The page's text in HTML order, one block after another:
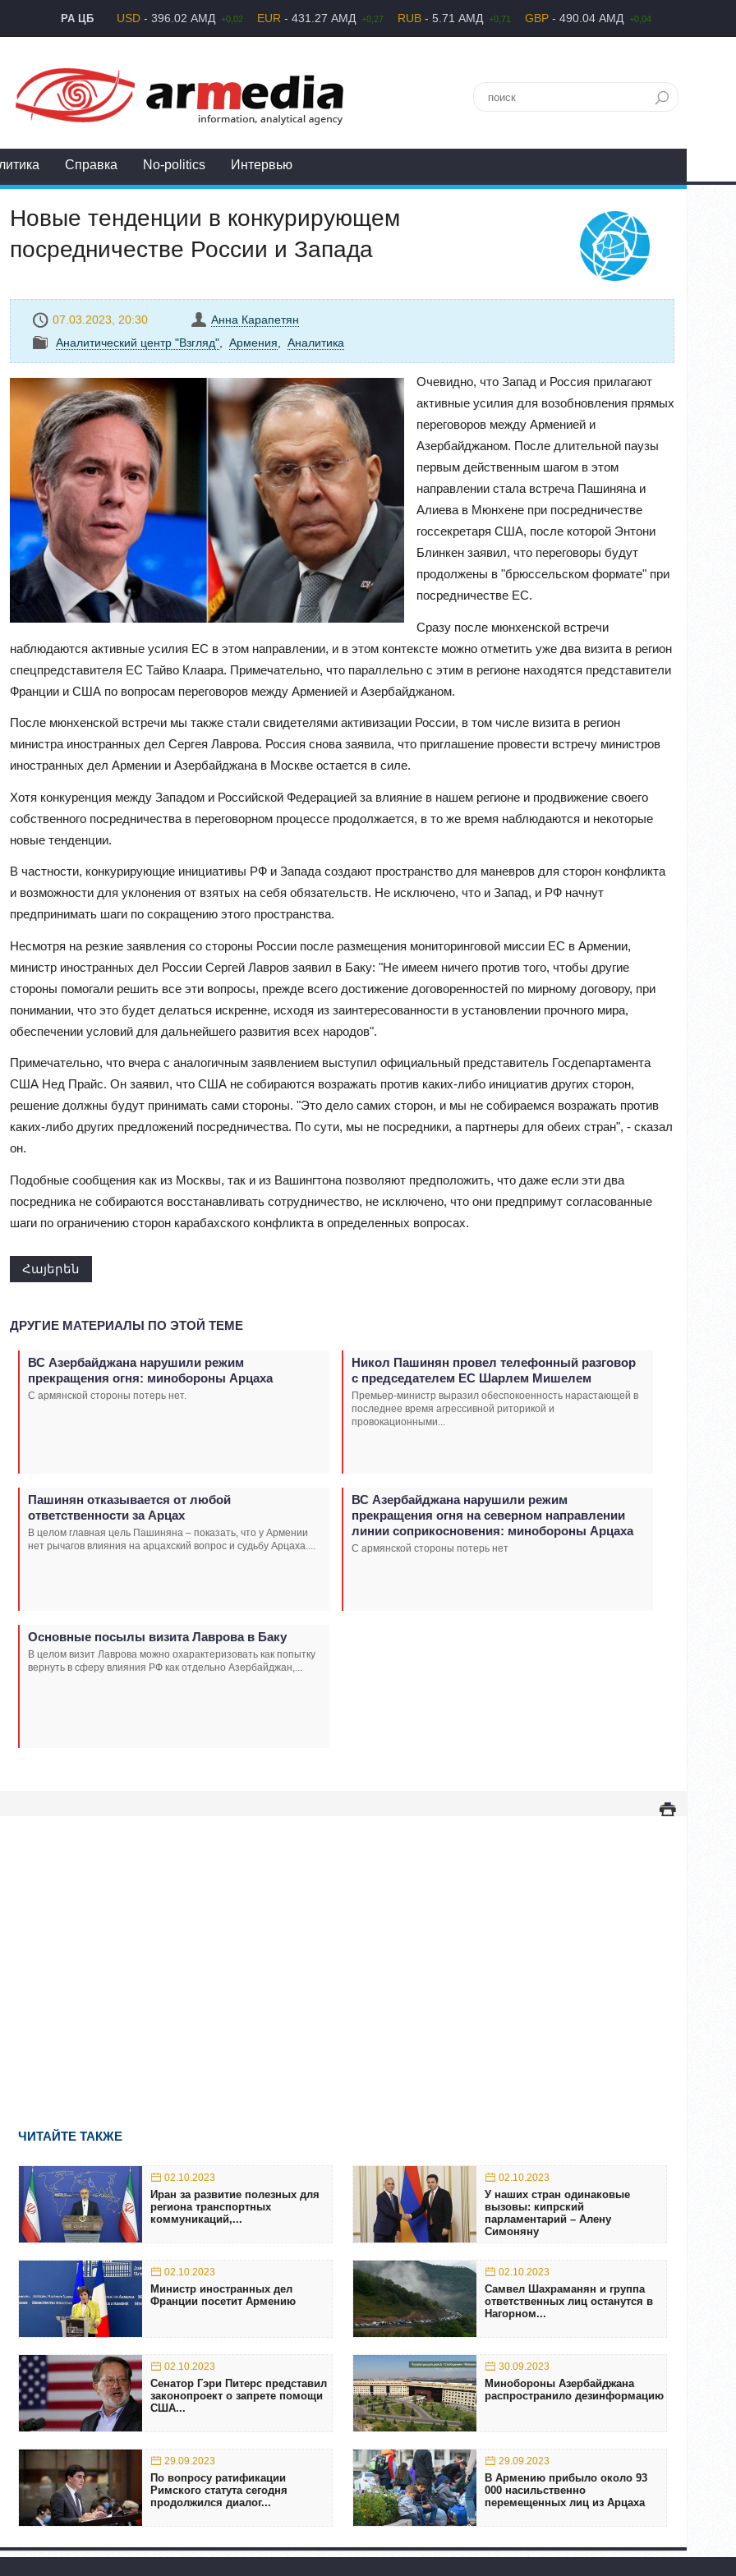
РА ЦБ USD - 396.02 АМД +0,02 EUR - 431.27 АМД +0,27 RUB - 5.71 АМД +0,71 GBP - 490.04 АМД +0,04
Справка No-politics Интервью
Новые тенденции в конкурирующем
посредничестве России и Запада
07.03.2023, 20:30
Анна Карапетян
Аналитический центр "Взгляд"
Армения Аналитика
Очевидно, что Запад и Россия прилагают
активные усилия для возобновления прямых
переговоров между Арменией и
Азербайджаном. После длительной паузы
первым действенным шагом в этом
направлении стала встреча Пашиняна и
Алиева в Мюнхене при посредничестве
госсекретаря США, после которой Энтони
Блинкен заявил, что переговоры будут
продолжены в "брюссельском формате" при
посредничестве ЕС.
Сразу после мюнхенской встречи
наблюдаются активные усилия ЕС в этом направлении, и в этом контексте можно отметить уже два визита в регион
спецпредставителя ЕС Тайво Клаара. Примечательно, что параллельно с этим в регионе находятся представители
Франции и США по вопросам переговоров между Арменией и Азербайджаном.
После мюнхенской встречи мы также стали свидетелями активизации России, в том числе визита в регион
министра иностранных дел Сергея Лаврова. Россия снова заявила, что приглашение провести встречу министров
иностранных дел Армении и Азербайджана в Москве остается в силе.
Хотя конкуренция между Западом и Российской Федерацией за влияние в нашем регионе и продвижение своего
собственного посредничества в переговорном процессе продолжается, в то же время наблюдаются и некоторые
новые тенденции.
В частности, конкурирующие инициативы РФ и Запада создают пространство для маневров для сторон конфликта
и возможности для уклонения от взятых на себя обязательств. Не исключено, что и Запад, и РФ начнут
предпринимать шаги по сокращению этого пространства.
Несмотря на резкие заявления со стороны России после размещения мониторинговой миссии ЕС в Армении,
министр иностранных дел России Сергей Лавров заявил в Баку: "Не имеем ничего против того, чтобы другие
стороны помогали решить все эти вопросы, прежде всего достижение договоренностей по мирному договору, при
понимании, что это будет делаться искренне, исходя из заинтересованности в установлении прочного мира,
обеспечении условий для дальнейшего развития всех народов".
Примечательно, что вчера с аналогичным заявлением выступил официальный представитель Госдепартамента
США Нед Прайс. Он заявил, что США не собираются возражать против каких-либо инициатив других сторон,
решение должны будут принимать сами стороны. "Это дело самих сторон, и мы не собираемся возражать против
каких-либо других предложений посредничества. По сути, мы не посредники, а партнеры для обеих стран", - сказал
он.
Подобные сообщения как из Москвы, так и из Вашингтона позволяют предположить, что даже если эти два
посредника не собираются восстанавливать сотрудничество, не исключено, что они предпримут согласованные
шаги по ограничению сторон карабахского конфликта в определенных вопросах.
Հայերեն
ДРУГИЕ МАТЕРИАЛЫ ПО ЭТОЙ ТЕМЕ
ВС Азербайджана нарушили режим
прекращения огня: минобороны Арцаха
С армянской стороны потерь нет.
Никол Пашинян провел телефонный разговор
с председателем ЕС Шарлем Мишелем
Премьер-министр выразил обеспокоенность нарастающей в
последнее время агрессивной риторикой и
провокационными...
Пашинян отказывается от любой
ответственности за Арцах
В целом главная цель Пашиняна – показать, что у Армении
нет рычагов влияния на арцахский вопрос и судьбу Арцаха....
ВС Азербайджана нарушили режим
прекращения огня на северном направлении
линии соприкосновения: минобороны Арцаха
С армянской стороны потерь нет
Основные посылы визита Лаврова в Баку
В целом визит Лаврова можно охарактеризовать как попытку
вернуть в сферу влияния РФ как отдельно Азербайджан,...
ЧИТАЙТЕ ТАКЖЕ
02.10.2023
Иран за развитие полезных для
региона транспортных
коммуникаций,...
02.10.2023
У наших стран одинаковые
вызовы: кипрский
парламентарий – Алену
Симоняну
02.10.2023
Министр иностранных дел
Франции посетит Армению
02.10.2023
Самвел Шахраманян и группа
ответственных лиц останутся в
Нагорном...
02.10.2023
Сенатор Гэри Питерс представил
законопроект о запрете помощи
США...
30.09.2023
Минобороны Азербайджана
распространило дезинформацию
29.09.2023
По вопросу ратификации
Римского статута сегодня
продолжился диалог...
29.09.2023
В Армению прибыло около 93
000 насильственно
перемещенных лиц из Арцаха